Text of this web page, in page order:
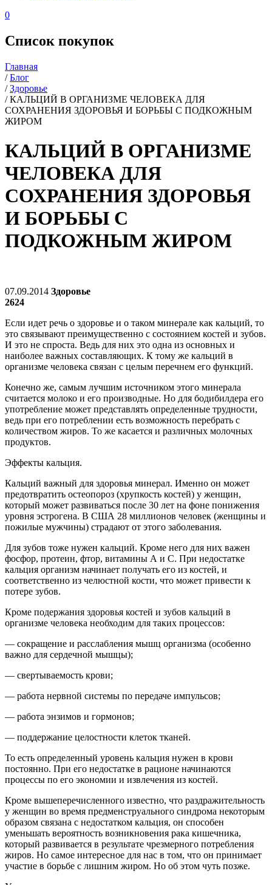
0
Список покупок
Главная
/ Блог
/ Здоровье
/ КАЛЬЦИЙ В ОРГАНИЗМЕ ЧЕЛОВЕКА ДЛЯ
СОХРАНЕНИЯ ЗДОРОВЬЯ И БОРЬБЫ С ПОДКОЖНЫМ
ЖИРОМ
КАЛЬЦИЙ В ОРГАНИЗМЕ
ЧЕЛОВЕКА ДЛЯ
СОХРАНЕНИЯ ЗДОРОВЬЯ
И БОРЬБЫ С
ПОДКОЖНЫМ ЖИРОМ
07.09.2014 Здоровье
2624
Если идет речь о здоровье и о таком минерале как кальций, то
это связывают преимущественно с состоянием костей и зубов.
И это не спроста. Ведь для них это одна из основных и
наиболее важных составляющих. К тому же кальций в
организме человека связан с целым перечнем его функций.
Конечно же, самым лучшим источником этого минерала
считается молоко и его производные. Но для бодибилдера его
употребление может представлять определенные трудности,
ведь при его потреблении есть возможность перебрать с
количеством жиров. То же касается и различных молочных
продуктов.
Эффекты кальция.
Кальций важный для здоровья минерал. Именно он может
предотвратить остеопороз (хрупкость костей) у женщин,
который может развиваться после 30 лет на фоне понижения
уровня эстрогена. В США 28 миллионов человек (женщины и
пожилые мужчины) страдают от этого заболевания.
Для зубов тоже нужен кальций. Кроме него для них важен
фосфор, протеин, фтор, витамины А и С. При недостатке
кальция организм начинает получать его из костей, и
соответственно из челюстной кости, что может привести к
потере зубов.
Кроме подержания здоровья костей и зубов кальций в
организме человека необходим для таких процессов:
— сокращение и расслабления мышц организма (особенно
важно для сердечной мышцы);
— свертываемость крови;
— работа нервной системы по передаче импульсов;
— работа энзимов и гормонов;
— поддержание целостности клеток тканей.
То есть определенный уровень кальция нужен в крови
постоянно. При его недостатке в рационе начинаются
процессы по его экономии и извлечения из костей.
Кроме вышеперечисленного известно, что раздражительность
у женщин во время предменструального синдрома некоторым
образом связана с недостатком кальция, он способен
уменьшать вероятность возникновения рака кишечника,
который развивается в результате чрезмерного потребления
жиров. Но самое интересное для нас в том, что он принимает
участие в борьбе с лишним жиром. Но об этом чуть позже.